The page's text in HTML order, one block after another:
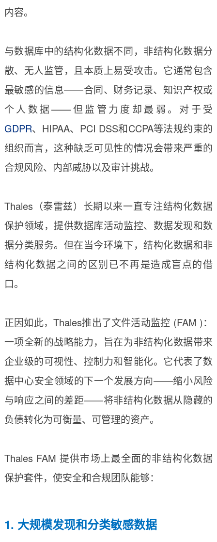
内容。
与数据库中的结构化数据不同，非结构化数据分
散、无人监管，且本质上易受攻击。它通常包含
最敏感的信息——合同、财务记录、知识产权或
个人数据——但监管力度却最弱。对于受
GDPR、HIPAA、PCI DSS和CCPA等法规约束的
组织而言，这种缺乏可见性的情况会带来严重的
合规风险、内部威胁以及审计挑战。
Thales（泰雷兹）长期以来一直专注结构化数据
保护领域，提供数据库活动监控、数据发现和数
据分类服务。但在当今环境下，结构化数据和非
结构化数据之间的区别已不再是造成盲点的借
口。
正因如此，Thales推出了文件活动监控 (FAM )：
一项全新的战略能力，旨在为非结构化数据带来
企业级的可视性、控制力和智能化。它代表了数
据中心安全领域的下一个发展方向——缩小风险
与响应之间的差距——将非结构化数据从隐藏的
负债转化为可衡量、可管理的资产。
Thales FAM 提供市场上最全面的非结构化数据
保护套件，使安全和合规团队能够：
1. 大规模发现和分类敏感数据